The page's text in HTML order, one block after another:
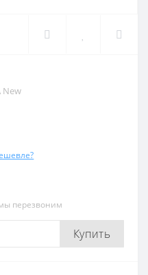
New
перезвоним
Купить